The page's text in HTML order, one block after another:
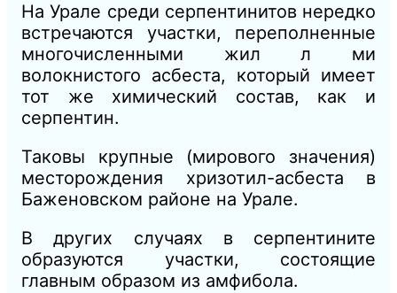
На Урале среди серпентинитов нередко
встречаются участки, переполненные
многочисленными жил л ми
волокнистого асбеста, который имеет
тот же химический состав, как и
серпентин.
Таковы крупные (мирового значения)
месторождения хризотил-асбеста в
Баженовском районе на Урале.
В других случаях в серпентините
образуются участки, состоящие
главным образом из амфибола.